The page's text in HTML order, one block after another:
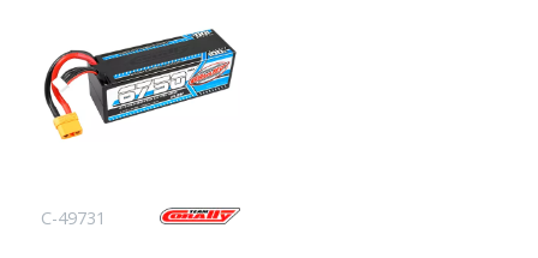
C-49731